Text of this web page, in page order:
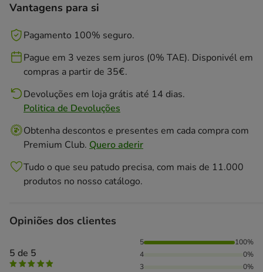
Vantagens para si
Pagamento 100% seguro.
Pague em 3 vezes sem juros (0% TAE). Disponivél em
compras a partir de 35€.
Devoluções em loja grátis até 14 dias.
Politica de Devoluções
Obtenha descontos e presentes em cada compra com
Premium Club. Quero aderir
Tudo o que seu patudo precisa, com mais de 11.000
produtos no nosso catálogo.
Opiniões dos clientes
5 de 5
100% das pessoas avaliaram com 5 estrelas,
5
100%
4
0%
3
0%